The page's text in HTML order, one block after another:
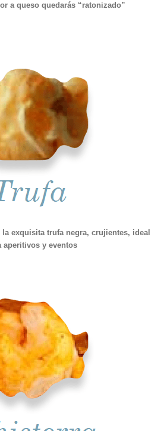
a queso quedarás “ratonizado”
la exquisita trufa negra, crujientes, ideal
aperitivos y eventos